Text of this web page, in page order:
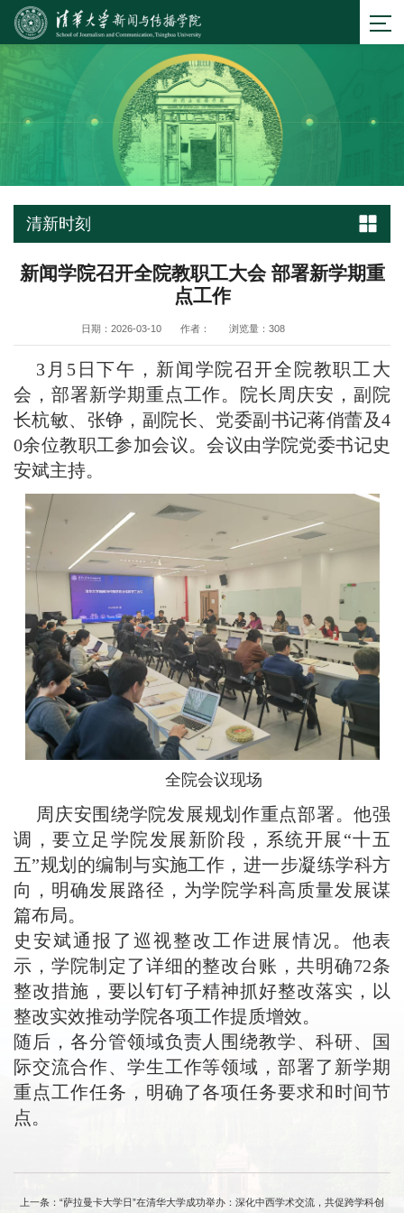
清新时刻
新闻学院召开全院教职工大会 部署新学期重
点工作
日期：2026-03-10 作者： 浏览量： 308
3月5日下午，新闻学院召开全院教职工大
会，部署新学期重点工作。院长周庆安，副院
长杭敏、张铮，副院长、党委副书记蒋俏蕾及4
0余位教职工参加会议。会议由学院党委书记史
安斌主持。
全院会议现场
周庆安围绕学院发展规划作重点部署。他强
调，要立足学院发展新阶段，系统开展“十五
五”规划的编制与实施工作，进一步凝练学科方
向，明确发展路径，为学院学科高质量发展谋
篇布局。
史安斌通报了巡视整改工作进展情况。他表
示，学院制定了详细的整改台账，共明确72条
整改措施，要以钉钉子精神抓好整改落实，以
整改实效推动学院各项工作提质增效。
随后，各分管领域负责人围绕教学、科研、国
际交流合作、学生工作等领域，部署了新学期
重点工作任务，明确了各项任务要求和时间节
点。
上一条：“萨拉曼卡大学日”在清华大学成功举办：深化中西学术交流，共促跨学科创